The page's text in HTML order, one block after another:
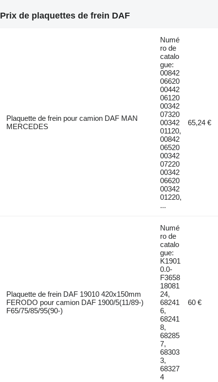
Prix de plaquettes de frein DAF
Plaquette de frein pour camion DAF MAN
MERCEDES
Numé
ro de
catalo
gue:
00842
06620
00442
06120
00342
07320
00342
01120,
00842
06520
00342
07220
00342
06620
00342
01220,
...
65,24 €
Plaquette de frein DAF 19010 420x150mm
FERODO pour camion DAF 1900/5(11/89-)
F65/75/85/95(90-)
Numé
ro de
catalo
gue:
K1901
0.0-
F3658
18081
24,
68241
6,
68241
8,
68285
7,
68303
3,
68327
4
60 €